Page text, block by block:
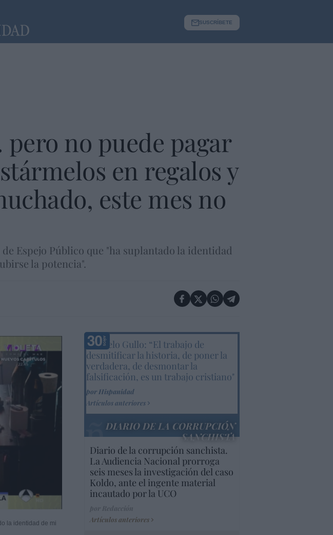
SUSCRÍBETE
no puede pagar
en regalos y
este mes no
Espejo Público que "ha suplantado la identidad
la potencia".
la identidad de mi
Marcelo Gullo: “El trabajo de
desmitificar la historia, de poner la
verdadera, de desmontar la
falsificación, es un trabajo cristiano"
por Hispanidad
Artículos anteriores
DIARIO DE LA CORRUPCIÓN
SANCHISTA
Diario de la corrupción sanchista.
La Audiencia Nacional prorroga
seis meses la investigación del caso
Koldo, ante el ingente material
incautado por la UCO
Artículos anteriores